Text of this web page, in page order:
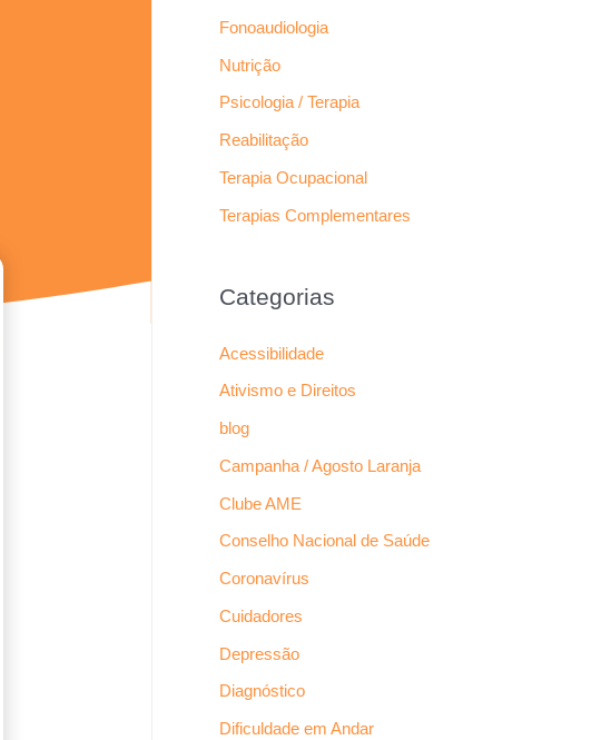
Fonoaudiologia
Nutrição
Psicologia / Terapia
Reabilitação
Terapia Ocupacional
Terapias Complementares
Categorias
Acessibilidade
Ativismo e Direitos
blog
Campanha / Agosto Laranja
Clube AME
Conselho Nacional de Saúde
Coronavírus
Cuidadores
Depressão
Diagnóstico
Dificuldade em Andar